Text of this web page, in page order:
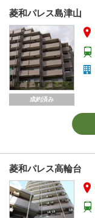
菱和パレス島津山
成約済み
菱和パレス高輪台